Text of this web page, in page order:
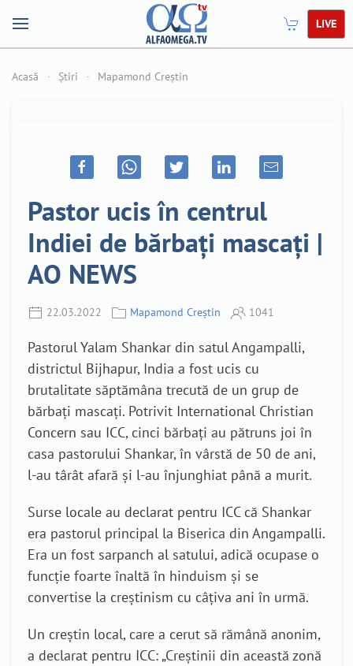
LIVE
Acasă Știri Mapamond Creștin
Pastor ucis în centrul
Indiei de bărbați mascați |
AO NEWS
22.03.2022 Mapamond Creștin 1041
Pastorul Yalam Shankar din satul Angampalli,
districtul Bijhapur, India a fost ucis cu
brutalitate săptămâna trecută de un grup de
bărbați mascați. Potrivit International Christian
Concern sau ICC, cinci bărbați au pătruns joi în
casa pastorului Shankar, în vârstă de 50 de ani,
l-au târât afară și l-au înjunghiat până a murit.
Surse locale au declarat pentru ICC că Shankar
era pastorul principal la Biserica din Angampalli.
Era un fost sarpanch al satului, adică ocupase o
funcție foarte înaltă în hinduism și se
convertise la creștinism cu câțiva ani în urmă.
Un creștin local, care a cerut să rămână anonim,
a declarat pentru ICC: „Creștinii din această zonă